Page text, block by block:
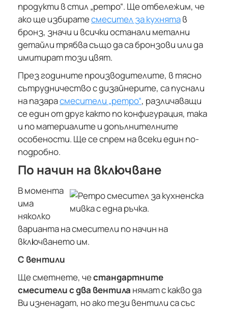
продукти в стил „ретро“. Ще отбележим, че
ако ще избиратесмесител за кухнятав
бронз, значи и всички останали метални
детайли трябва също да са бронзови или да
имитират този цвят.
През годините производителите, в тясно
сътрудничество с дизайнерите, са пуснали
на пазарасмесители „ретро“, различаващи
се един от друг както по конфигурация, така
и по материалите и допълнителните
особености. Ще се спрем на всеки един по-
подробно.
По начин на включване
В момента
има
няколко
варианта на смесители по начин на
включването им.
С вентили
Ще сметнете, честандартните
смесители с два вентила нямат с какво да
Ви изненадат, но ако тези вентили са със